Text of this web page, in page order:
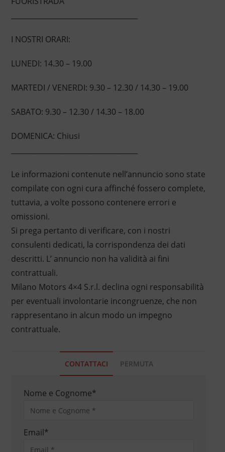
I NOSTRI ORARI:
LUNEDI: 14.30 – 19.00
MARTEDI / VENERDI: 9.30 – 12.30 / 14.30 – 19.00
SABATO: 9.30 – 12.30 / 14.30 – 18.00
DOMENICA: Chiusi
Le informazioni contenute nell’annuncio sono state
compilate con ogni cura affinché fossero complete,
tuttavia, a volte possono contenere errori e
omissioni.
Si prega pertanto di verificare, con i nostri
consulenti dedicati, la corrispondenza dei dati
descritti. L’ annuncio non ha validità ai fini
contrattuali.
Milano Motors 4×4 S.r.l. declina ogni responsabilità
per eventuali involontarie incongruenze, che non
rappresentano in alcun modo un impegno
contrattuale.
CONTATTACI PERMUTA
Nome e Cognome*
Email*